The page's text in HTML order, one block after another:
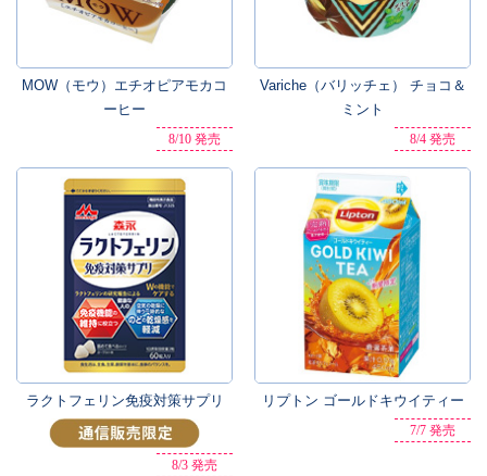
MOW（モウ）エチオピアモカコ
ーヒー
8/10 発売
Variche（バリッチェ） チョコ＆
ミント
8/4 発売
ラクトフェリン免疫対策サプリ
8/3 発売
リプトン ゴールドキウイティー
7/7 発売